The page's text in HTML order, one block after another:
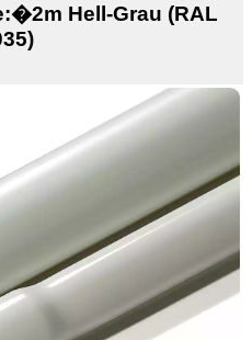
Hell-Grau (RAL